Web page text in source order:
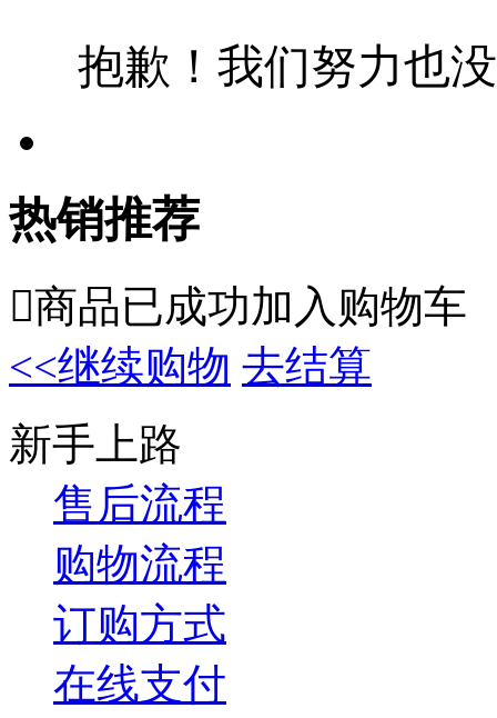
抱歉！我们努力也
热销推荐
商品已成功加入购物车
<<继续购物 去结算
新手上路
售后流程
购物流程
订购方式
在线支付